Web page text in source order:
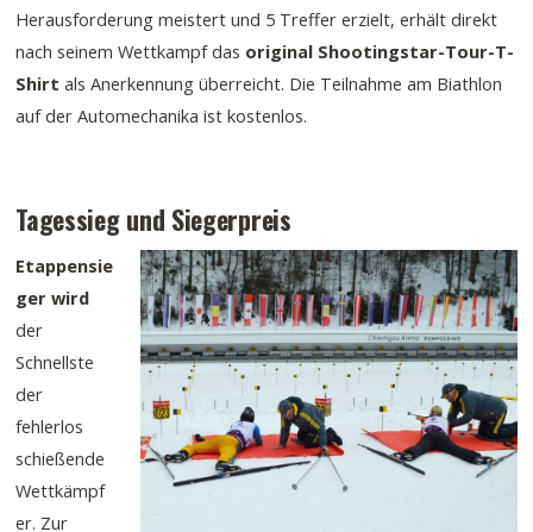
Herausforderung meistert und 5 Treffer erzielt, erhält direkt
nach seinem Wettkampf das original Shootingstar-Tour-T-
Shirt als Anerkennung überreicht. Die Teilnahme am Biathlon
auf der Automechanika ist kostenlos.
Tagessieg und Siegerpreis
Etappensie
ger wird
der
Schnellste
der
fehlerlos
schießende
Wettkämpf
er. Zur